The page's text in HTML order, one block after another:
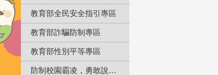
教育部全民安全指引專區
教育部詐騙防制專區
教育部性別平等專區
防制校園霸凌，勇敢說出來！